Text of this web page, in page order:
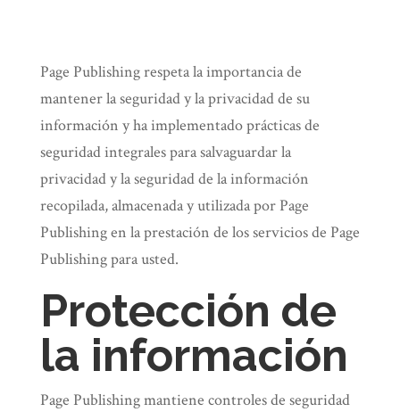
Page Publishing respeta la importancia de
mantener la seguridad y la privacidad de su
información y ha implementado prácticas de
seguridad integrales para salvaguardar la
privacidad y la seguridad de la información
recopilada, almacenada y utilizada por Page
Publishing en la prestación de los servicios de Page
Publishing para usted.
Protección de
la información
Page Publishing mantiene controles de seguridad